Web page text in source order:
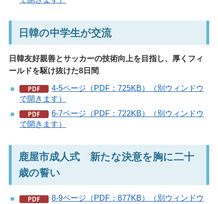
日韓の中学生が交流
日韓友好親善とサッカーの技術向上を目指し、厚くフィ
ールドを駆け抜けた8日間
4-5ページ（PDF：725KB）（別ウィンドウ
で開きます）
6-7ページ（PDF：722KB）（別ウィンドウ
で開きます）
鹿屋市成人式 新たな決意を胸に二十
歳の誓い
8-9ページ（PDF：877KB）（別ウィンドウ